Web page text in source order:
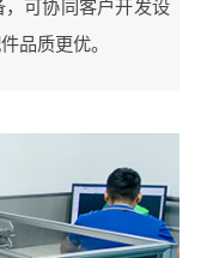
可协同客户开发设
品质更优。